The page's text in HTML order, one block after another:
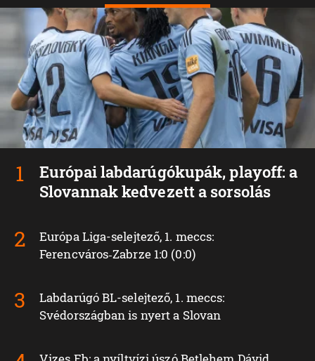
Európai labdarúgókupák, playoff: a
Slovannak kedvezett a sorsolás
Európa Liga-selejtező, 1. meccs:
Ferencváros‑Zabrze 1:0 (0:0)
Labdarúgó BL-selejtező, 1. meccs:
Svédországban is nyert a Slovan